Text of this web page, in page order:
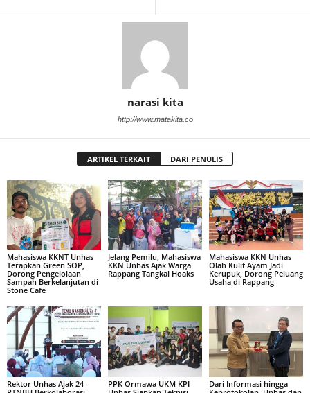
narasi kita
http://www.matakita.co
ARTIKEL TERKAIT DARI PENULIS
Mahasiswa KKNT Unhas
Terapkan Green SOP,
Dorong Pengelolaan
Sampah Berkelanjutan di
Stone Cafe
Jelang Pemilu, Mahasiswa
KKN Unhas Ajak Warga
Rappang Tangkal Hoaks
Mahasiswa KKN Unhas
Olah Kulit Ayam Jadi
Kerupuk, Dorong Peluang
Usaha di Rappang
Rektor Unhas Ajak 24
PPK Ormawa UKM KPI
Dari Informasi hingga